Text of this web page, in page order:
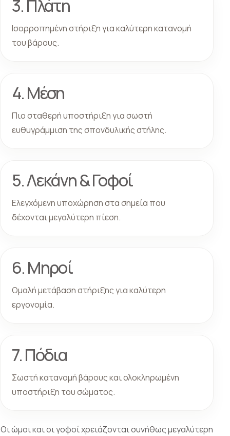
3. Πλάτη
Ισορροπημένη στήριξη για καλύτερη κατανομή
του βάρους.
4. Μέση
Πιο σταθερή υποστήριξη για σωστή
ευθυγράμμιση της σπονδυλικής στήλης.
5. Λεκάνη & Γοφοί
Ελεγχόμενη υποχώρηση στα σημεία που
δέχονται μεγαλύτερη πίεση.
6. Μηροί
Ομαλή μετάβαση στήριξης για καλύτερη
εργονομία.
7. Πόδια
Σωστή κατανομή βάρους και ολοκληρωμένη
υποστήριξη του σώματος.
Οι ώμοι και οι γοφοί χρειάζονται συνήθως μεγαλύτερη